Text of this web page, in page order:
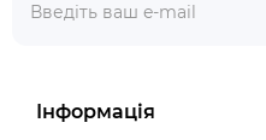
Інформація